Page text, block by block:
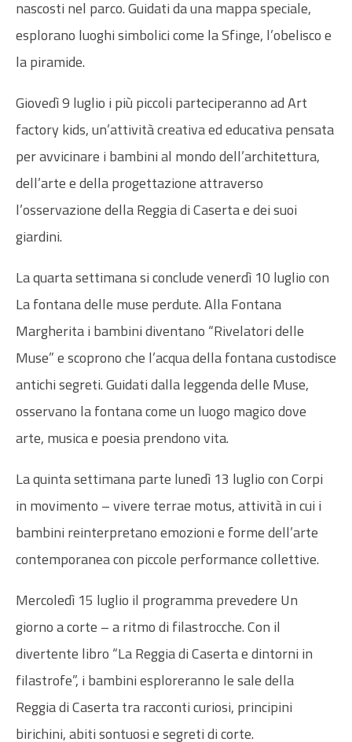
nascosti nel parco. Guidati da una map­pa speciale,
esplorano luoghi simbolici come la Sfinge, l’obelisco e
la piramide.
Giovedì 9 luglio i più piccoli parteciperanno ad Art
factory kids, un’attività creativa ed educativa pensata
per avvicinare i bambini al mondo dell’architettura,
dell’arte e della progettazione attraverso
l’osservazione della Reggia di Caserta e dei suoi
giardini.
La quarta settimana si conclude venerdì 10 luglio con
La fontana delle muse perdute. Alla Fontana
Margherita i bambini diventano “Rivelatori delle
Muse” e scopro­no che l’acqua della fontana custodisce
antichi segreti. Guidati dalla leggen­da delle Muse,
osservano la fontana come un luogo magico dove
arte, musica e poesia prendono vita.
La quinta settimana parte lunedì 13 luglio con Corpi
in movimento – vivere terrae motus, attività in cui i
bambini reinterpretano emozioni e forme dell’arte
contemporanea con piccole performance collettive.
Mercoledì 15 luglio il programma prevedere Un
giorno a corte – a ritmo di filastrocche. Con il
divertente libro “La Reggia di Caserta e dintorni in
filastrofe”, i bambini esploreranno le sale della
Reggia di Caserta tra racconti curiosi, principini
birichini, abiti sontuosi e segreti di corte.